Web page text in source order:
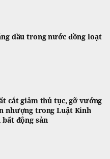
dầu trong nước đồng loạt
cắt giảm thủ tục, gỡ vướng
nhượng trong Luật Kinh
bất động sản